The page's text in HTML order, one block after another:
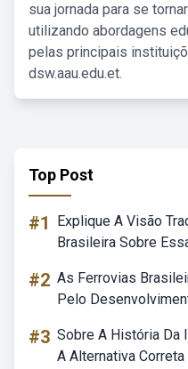
sua jornada para se
utilizando abordagens
pelas principais
dsw.aau.edu.et.
Top Post
#1
Explique A Visão
Brasileira Sobre
#2 As Ferrovias
Pelo
#3 Sobre A História Da
A Alternativa Correta